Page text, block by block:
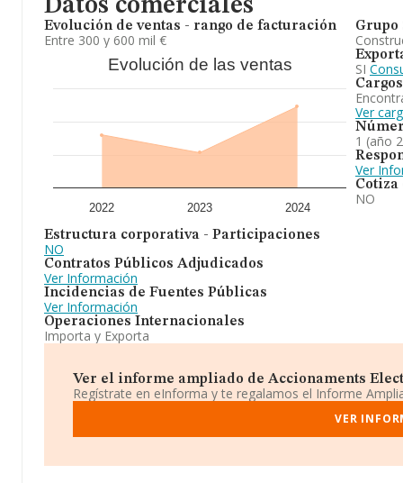
Datos comerciales
Evolución de ventas - rango de facturación
Entre 300 y 600 mil €
Evolución de las ventas
2022 2023 2024
Estructura corporativa - Participaciones
NO
Contratos Públicos Adjudicados
Ver Información
Incidencias de Fuentes Públicas
Ver Información
Operaciones Internacionales
Importa y Exporta
Grupo
SI
Cargos
Ver
1 (año
Ver
Cotiza
NO
Ver el informe ampliado de Accionaments
Regístrate en eInforma y te regalamos el Informe
VER